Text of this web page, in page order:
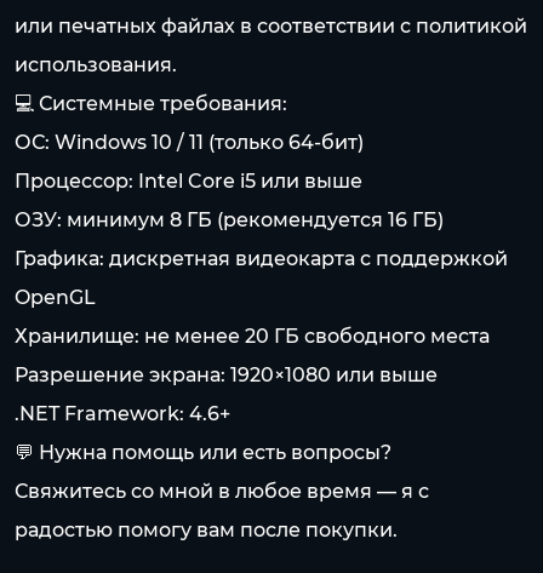
или печатных файлах в соответствии с политикой
использования.
💻 Системные требования:
ОС: Windows 10 / 11 (только 64-бит)
Процессор: Intel Core i5 или выше
ОЗУ: минимум 8 ГБ (рекомендуется 16 ГБ)
Графика: дискретная видеокарта с поддержкой
OpenGL
Хранилище: не менее 20 ГБ свободного места
Разрешение экрана: 1920×1080 или выше
.NET Framework: 4.6+
💬 Нужна помощь или есть вопросы?
Свяжитесь со мной в любое время — я с
радостью помогу вам после покупки.